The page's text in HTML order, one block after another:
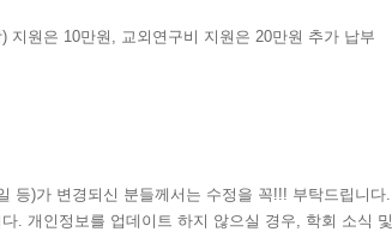
) 지원은 10만원 , 교외연구비 지원은 20만원 추가 납부
등)가 변경되신 분들께서는 수정을 꼭!!! 부탁드립니다.
. 개인정보를 업데이트 하지 않으실 경우, 학회 소식 및